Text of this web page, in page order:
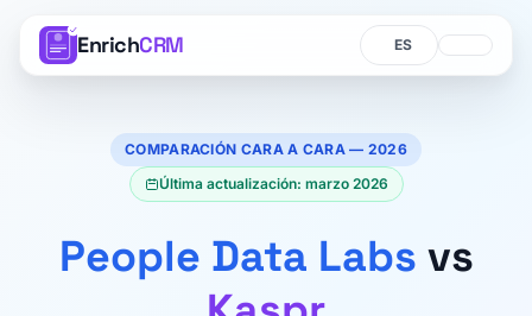
EnrichCRM Idioma
Idioma
COMPARACIÓN CARA A CARA — 2026
Última actualización: marzo 2026
People Data Labs vs